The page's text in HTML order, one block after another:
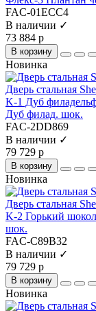
FAC-01ECC4
В наличии ✓
73 884 р
В корзину
Новинка
Дверь стальная
K-1 Дуб
Дуб филад. шок.
FAC-2DD869
В наличии ✓
79 729 р
В корзину
Новинка
Дверь стальная
K-2 Горький
шок.
FAC-C89B32
В наличии ✓
79 729 р
В корзину
Новинка